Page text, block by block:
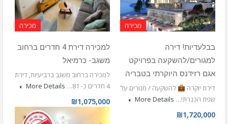
מכירה
בבלעדיות! דירה
למגורים/להשקעה בפרויקט
אגם רזידנס היוקרתי בטבריה
דירת יוקרה
להשקעה / מגורים על
שפת הכנרת!… More Details
₪1,720,000
מכירה
למכירה דירת 4 חדרים ברחוב
משגב- כרמיאל
למכירה ברחוב משגב ברביעיות, דירת
4 חדרים כ- 81…
More Details
₪1,075,000